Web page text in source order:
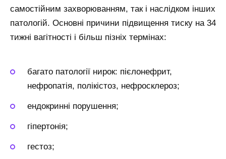
самостійним захворюванням, так і наслідком інших
патологій. Основні причини підвищення тиску на 34
тижні вагітності і більш пізніх термінах:
багато патології нирок: пієлонефрит,
нефропатія, полікістоз, нефросклероз;
ендокринні порушення;
гіпертонія;
гестоз;